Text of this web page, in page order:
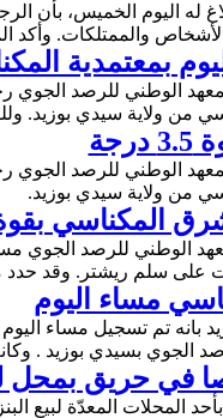
له اليوم الخميس، بأن
والممتلكات. وأكد
بمعتمدية
من ولاية سيدي
من ولاية سيدي بوزيد.
بقوة 2.5
مساء اليوم
الجوي بسيدي بوزيد .